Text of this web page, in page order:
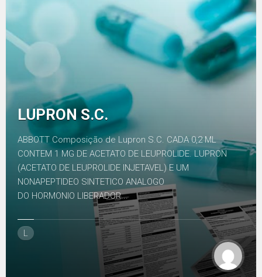
LUPRON S.C.
ABBOTT Composição de Lupron S.C. CADA 0,2 ML
CONTEM 1 MG DE ACETATO DE LEUPROLIDE. LUPRON
(ACETATO DE LEUPROLIDE INJETAVEL) E UM
NONAPEPTIDEO SINTETICO ANALOGO
DO HORMONIO LIBERADOR...
L